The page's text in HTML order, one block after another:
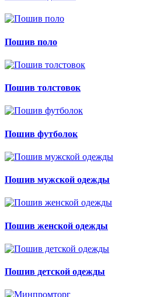
Пошив поло
Пошив толстовок
Пошив футболок
Пошив мужской одежды
Пошив женской одежды
Пошив детской одежды